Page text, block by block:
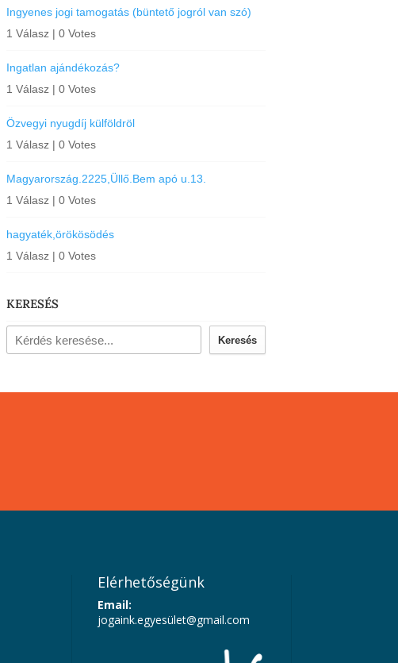
Ingyenes jogi tamogatás (büntető jogról van szó)
1 Válasz | 0 Votes
Ingatlan ajándékozás?
1 Válasz | 0 Votes
Özvegyi nyugdíj külföldröl
1 Válasz | 0 Votes
Magyarország.2225,Üllő.Bem apó u.13.
1 Válasz | 0 Votes
hagyaték,örökösödés
1 Válasz | 0 Votes
KERESÉS
Keresés
Elérhetőségünk
Email:
jogaink.egyesület@gmail.com